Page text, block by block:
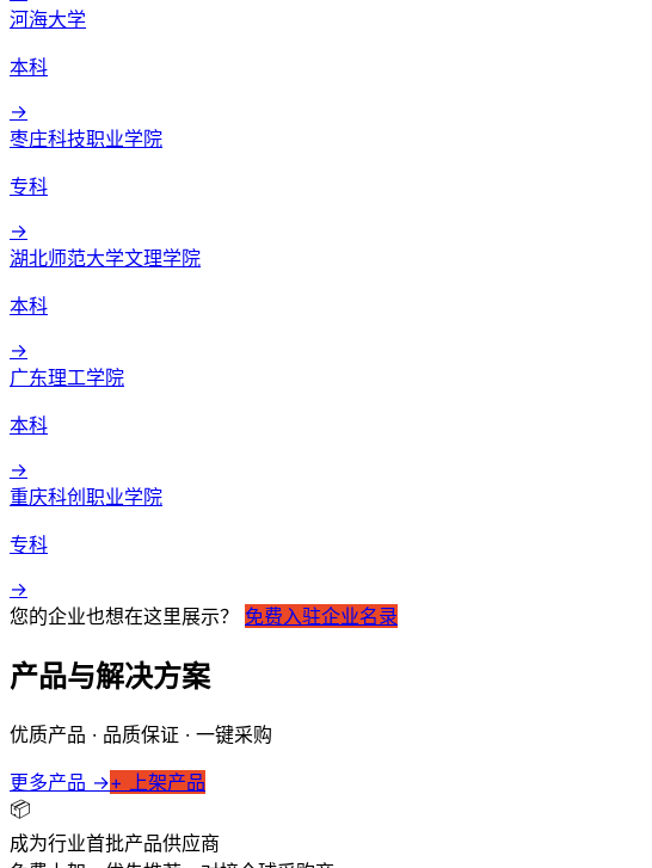
河海大学
本科
→
枣庄科技职业学院
专科
→
湖北师范大学文理学院
本科
→
广东理工学院
本科
→
重庆科创职业学院
专科
→
您的企业也想在这里展示？
免费入驻企业名录
产品与解决方案
优质产品 · 品质保证 · 一键采购
更多产品 →+ 上架产品
📦
成为行业首批产品供应商